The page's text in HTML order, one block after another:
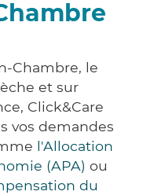
Chambre, le
et sur
Click&Care
vos demandes
l'Allocation
(APA) ou
du